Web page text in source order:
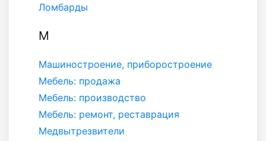
Ломбарды
М
Машиностроение, приборостроение
Мебель: продажа
Мебель: производство
Мебель: ремонт, реставрация
Медвытрезвители